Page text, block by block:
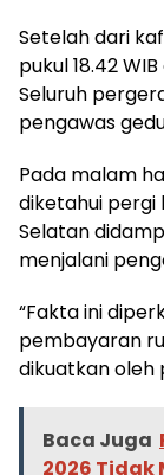
Setelah dari
pukul 18.42
Seluruh
pengawas
Pada malam
diketahui pergi
Selatan
menjalani
“Fakta ini
pembayaran
dikuatkan oleh
Baca Juga
2026 Tidak